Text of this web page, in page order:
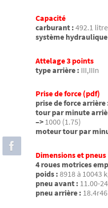
Capacité
carburant : 492.1
système
Attelage 3 points
type arrière : III,IIIn
Prise de force (pdf)
prise de force arrière
tour par minute
–> 1000 (1.75)
moteur tour par
Dimensions et pneus
4 roues motrices
poids : 8918 à 10043
pneu avant : 11.00-24
pneu arrière : 18.4r46